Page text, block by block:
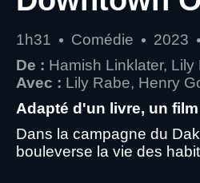
1h31 Comédie 2023
De : Hamish Linklater, Lily
Avec : Lily Rabe, Henry
Adapté d'un livre, un
Dans la campagne du
bouleverse la vie des